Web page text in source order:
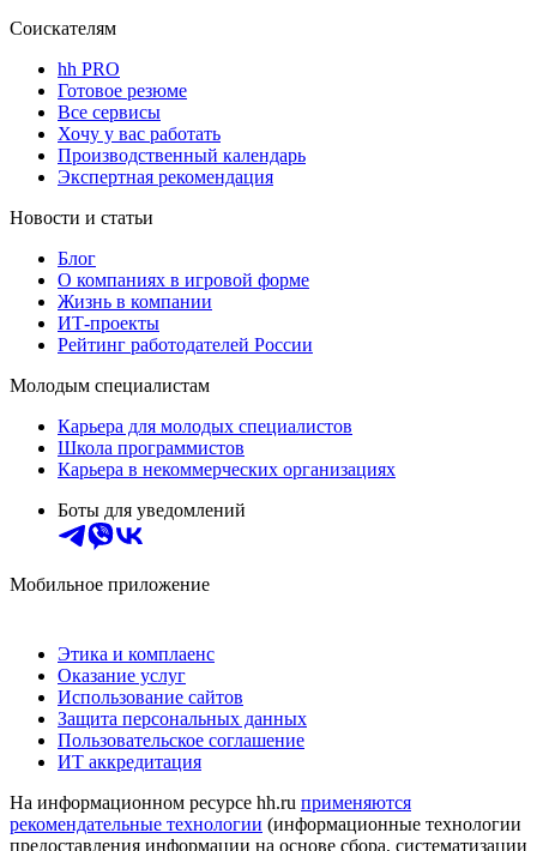
Соискателям
hh PRO
Готовое резюме
Все сервисы
Хочу у вас работать
Производственный календарь
Экспертная рекомендация
Новости и статьи
Блог
О компаниях в игровой форме
Жизнь в компании
ИТ-проекты
Рейтинг работодателей России
Молодым специалистам
Карьера для молодых специалистов
Школа программистов
Карьера в некоммерческих организациях
Боты для уведомлений
Мобильное приложение
Этика и комплаенс
Оказание услуг
Использование сайтов
Защита персональных данных
Пользовательское соглашение
ИТ аккредитация
На информационном ресурсе hh.ru применяются
рекомендательные технологии (информационные технологии
предоставления информации на основе сбора, систематизации